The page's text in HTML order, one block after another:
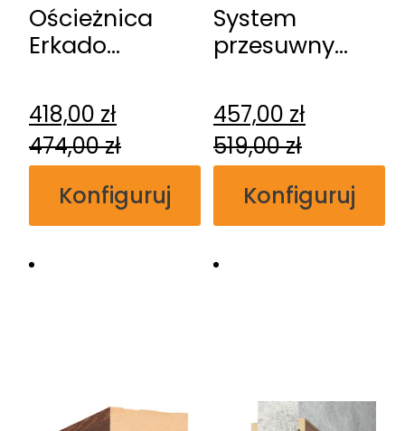
Ościeżnica
Erkado
przylgowa
418,00 zł
474,00zł
Konfiguruj
System
przesuwny
naścienny
457,00 zł
519,00zł
Konfiguruj